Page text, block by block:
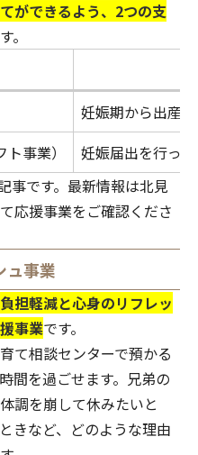
ができるよう、2つの支
。
妊娠期から出産
事業）
妊娠届出を行っ
事です。最新情報は北見
応援事業をご確認くださ
ュ事業
負担軽減と心身のリフレッ
事業です。
て相談センターで預かる
間を過ごせます。兄弟の
調を崩して休みたいと
きなど、どのような理由